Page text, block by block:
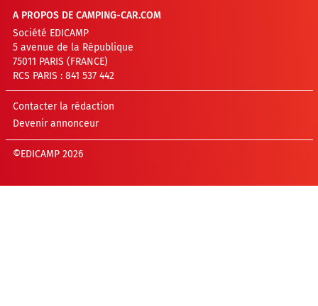
A PROPOS DE CAMPING-CAR.COM
Société EDICAMP
5 avenue de la République
75011 PARIS (FRANCE)
RCS PARIS : 841 537 442
Contacter la rédaction
Devenir annonceur
©EDICAMP 2026